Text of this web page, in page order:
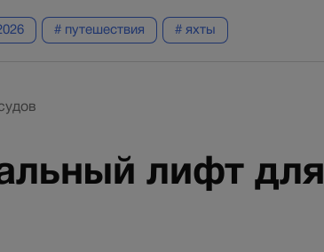
# путешествия # яхты
лифт для